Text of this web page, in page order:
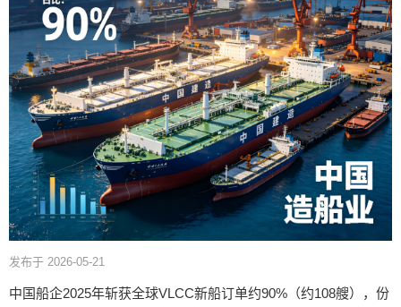
发布于 2026-05-21
中国船企2025年斩获全球VLCC新船订单约90%（约108艘），份